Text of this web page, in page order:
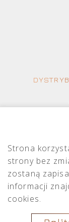
Strona
strony bez
zostaną
informacji
cookies.